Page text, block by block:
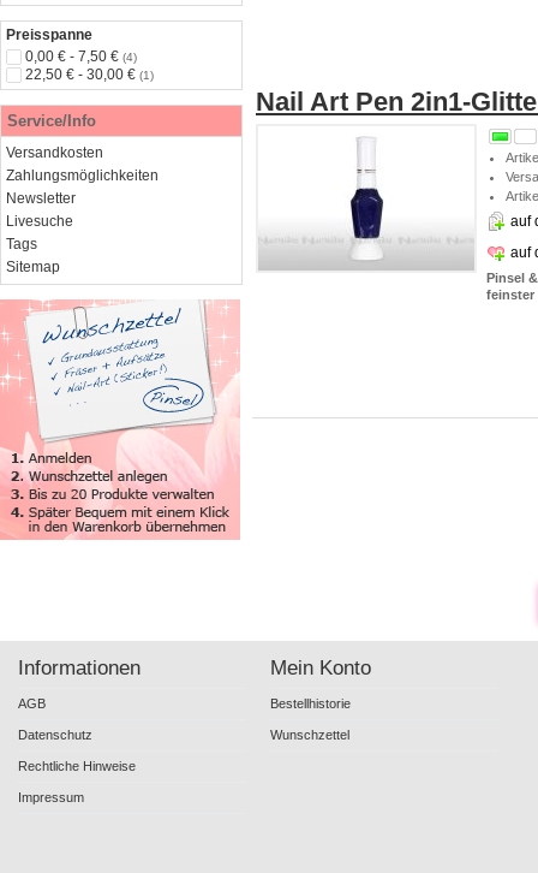
Nail Art Pen 2in1-
auf
auf
Pinsel
feinster
Preisspanne
0,00 € - 7,50 € (4)
22,50 € - 30,00 € (1)
Service/Info
Versandkosten
Zahlungsmöglichkeiten
Newsletter
Livesuche
Tags
Sitemap
Informationen
AGB
Datenschutz
Rechtliche Hinweise
Impressum
Mein Konto
Bestellhistorie
Wunschzettel